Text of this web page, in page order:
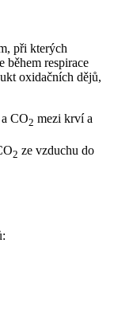
při kterých
respirace
oxidačních dějů,
a CO2 mezi krví a
2 ze vzduchu do